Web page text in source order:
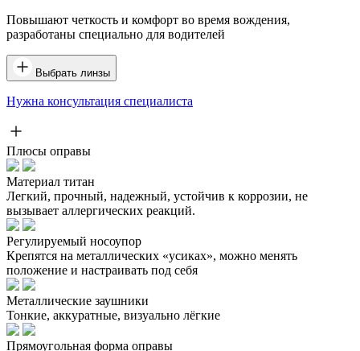
Повышают четкость и комфорт во время вождения,
разработаны специально для водителей
Выбрать линзы
Нужна консультация специалиста
Плюсы оправы
Материал титан
Легкий, прочный, надежный, устойчив к коррозии, не
вызывает аллергических реакций.
Регулируемый носоупор
Крепятся на металлических «усиках», можно менять
положение и настраивать под себя
Металлические заушники
Тонкие, аккуратные, визуально лёгкие
Прямоугольная форма оправы